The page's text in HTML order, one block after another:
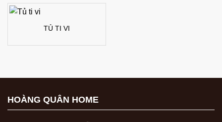
TỦ TI VI
HOÀNG QUÂN HOME